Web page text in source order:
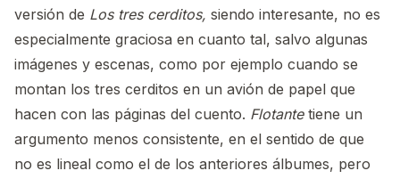
versión de Los tres cerditos, siendo interesante, no es
especialmente graciosa en cuanto tal, salvo algunas
imágenes y escenas, como por ejemplo cuando se
montan los tres cerditos en un avión de papel que
hacen con las páginas del cuento. Flotantetiene un
argumento menos consistente, en el sentido de que
no es lineal como el de los anteriores álbumes, pero